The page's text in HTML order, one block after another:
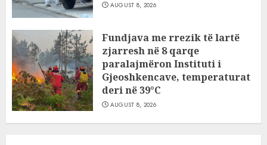
AUGUST 8, 2026
Fundjava me rrezik të lartë
zjarresh në 8 qarqe
paralajmëron Instituti i
Gjeoshkencave, temperaturat
deri në 39°C
AUGUST 8, 2026